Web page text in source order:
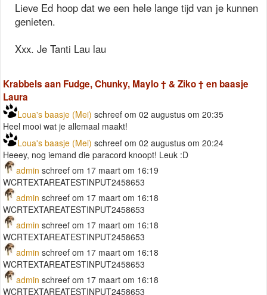
Lieve Ed hoop dat we een hele lange tijd van je kunnen
genieten.
Xxx. Je Tanti Lau lau
Krabbels aan Fudge, Chunky, Maylo † & Ziko † en baasje
Laura
Loua's baasje (Mei) schreef om 02 augustus om 20:35
Heel mooi wat je allemaal maakt!
Loua's baasje (Mei) schreef om 02 augustus om 20:24
Heeey, nog iemand die paracord knoopt! Leuk :D
admin schreef om 17 maart om 16:19
WCRTEXTAREATESTINPUT2458653
admin schreef om 17 maart om 16:18
WCRTEXTAREATESTINPUT2458653
admin schreef om 17 maart om 16:18
WCRTEXTAREATESTINPUT2458653
admin schreef om 17 maart om 16:18
WCRTEXTAREATESTINPUT2458653
admin schreef om 17 maart om 16:18
WCRTEXTAREATESTINPUT2458653